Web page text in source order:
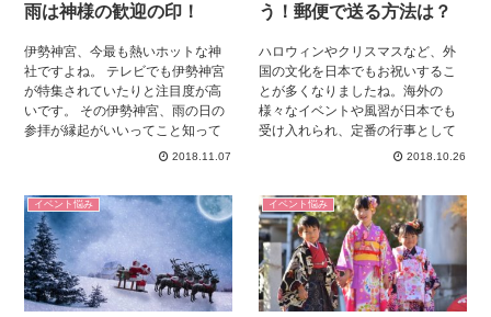
雨は神様の歓迎の印！
伊勢神宮、今最も熱いホットな神
社ですよね。 テレビでも伊勢神宮
が特集されていたりと注目度が高
いです。 その伊勢神宮、雨の日の
参拝が縁起がいいってこと知って
ますか？ 雨の日に参拝だなんて、
んです！ 今回は伊勢神宮の雨の日
の参拝についてわかりやすくまと
めました。 ぜひ、読んでみてくだ
さい。
2018.11.07
う！郵便で送る方法は？
ハロウィンやクリスマスなど、外
国の文化を日本でもお祝いするこ
とが多くなりましたね。海外の
様々なイベントや風習が日本でも
受け入れられ、定番の行事として
浸透しつつあります。 そこまで派
考えの方には、グリーティングカ
ードがおすすめです。 グリーティ
ングカードは知っているけど、ど
うやって送るの？普通の手紙と何
が違うの？などといった疑問をお
持ちの方々に、グリーティングカ
2018.10.26
イベント悩み イベント悩み